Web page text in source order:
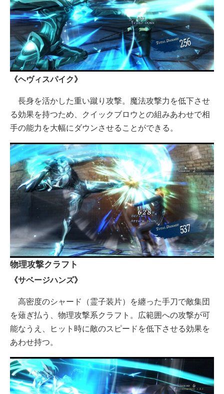
《ヘヴィスパイク》
長身を活かした重い蹴り攻撃。魔法攻撃力を低下させ
る効果を持つため、クイックブロウとの組みあわせで相
手の能力を大幅にダウンさせることができる。
物理攻撃クラフト
《サベージハンズ》
高密度のシャード（霊子装片）を纏った手刀で敵集団
を薙ぎ払う、物理攻撃系クラフト。広範囲への攻撃が可
能なうえ、ヒット時に敵のスピードを低下させる効果を
あわせ持つ。